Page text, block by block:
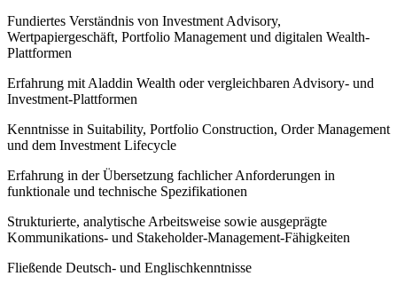
Fundiertes Verständnis von Investment Advisory,
Wertpapiergeschäft, Portfolio Management und digitalen Wealth-
Plattformen
Erfahrung mit Aladdin Wealth oder vergleichbaren Advisory- und
Investment-Plattformen
Kenntnisse in Suitability, Portfolio Construction, Order Management
und dem Investment Lifecycle
Erfahrung in der Übersetzung fachlicher Anforderungen in
funktionale und technische Spezifikationen
Strukturierte, analytische Arbeitsweise sowie ausgeprägte
Kommunikations- und Stakeholder-Management-Fähigkeiten
Fließende Deutsch- und Englischkenntnisse